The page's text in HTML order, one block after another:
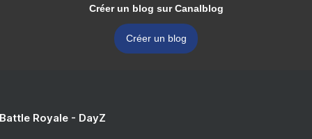
Créer un blog sur Canalblog
Créer un blog
Royale - DayZ